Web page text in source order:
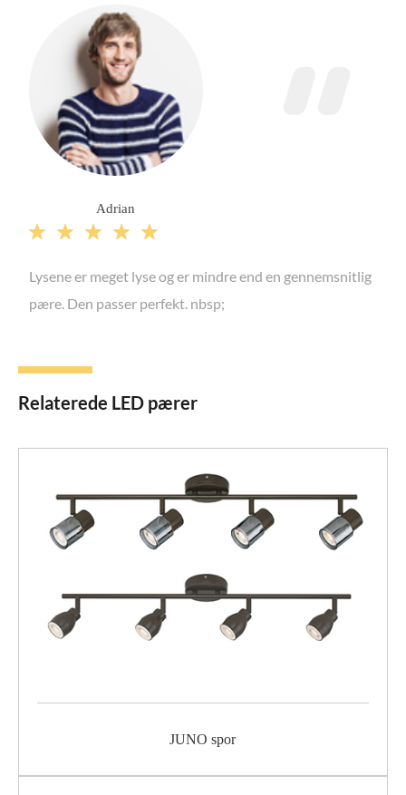
Adrian
    
Lysene er meget lyse og er mindre end en gennemsnitlig
pære. Den passer perfekt. nbsp;
Relaterede LED pærer
JUNO spor